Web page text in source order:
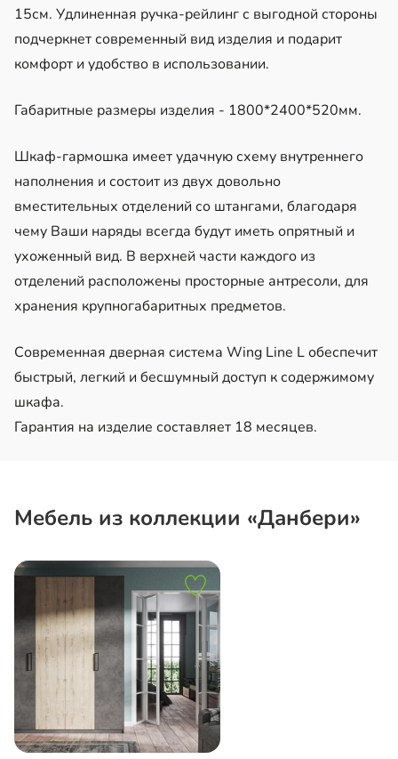
15см. Удлиненная ручка-рейлинг с выгодной стороны
подчеркнет современный вид изделия и подарит
комфорт и удобство в использовании.
Габаритные размеры изделия - 1800*2400*520мм.
Шкаф-гармошка имеет удачную схему внутреннего
наполнения и состоит из двух довольно
вместительных отделений со штангами, благодаря
чему Ваши наряды всегда будут иметь опрятный и
ухоженный вид. В верхней части каждого из
отделений расположены просторные антресоли, для
хранения крупногабаритных предметов.
Современная дверная система Wing Line L обеспечит
быстрый, легкий и бесшумный доступ к содержимому
шкафа.
Гарантия на изделие составляет 18 месяцев.
Мебель из коллекции «Данбери»